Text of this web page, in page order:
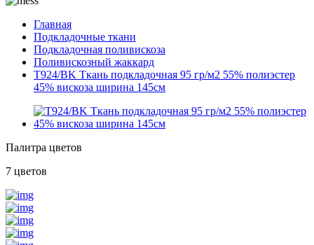
Главная
Подкладочные ткани
Подкладочная поливискоза
Поливискозный жаккард
T924/BK Ткань подкладочная 95 гр/м2 55% полиэстер
45% вискоза ширина 145см
Палитра цветов
7 цветов